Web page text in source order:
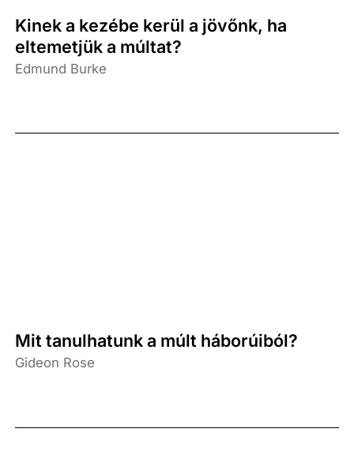
Kinek a kezébe kerül a jövőnk, ha
eltemetjük a múltat?
Edmund Burke
Mit tanulhatunk a múlt háborúiból?
Gideon Rose